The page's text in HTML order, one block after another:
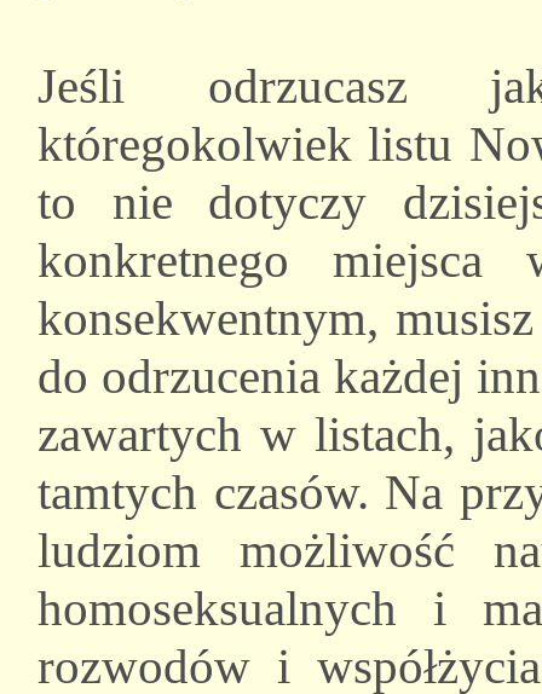
Jeśli odrzucasz
któregokolwiek listu
to nie dotyczy
konkretnego
konsekwentnym,
do odrzucenia każdej
zawartych w listach,
tamtych czasów. Na
ludziom możliwość
homoseksualnych i
rozwodów i